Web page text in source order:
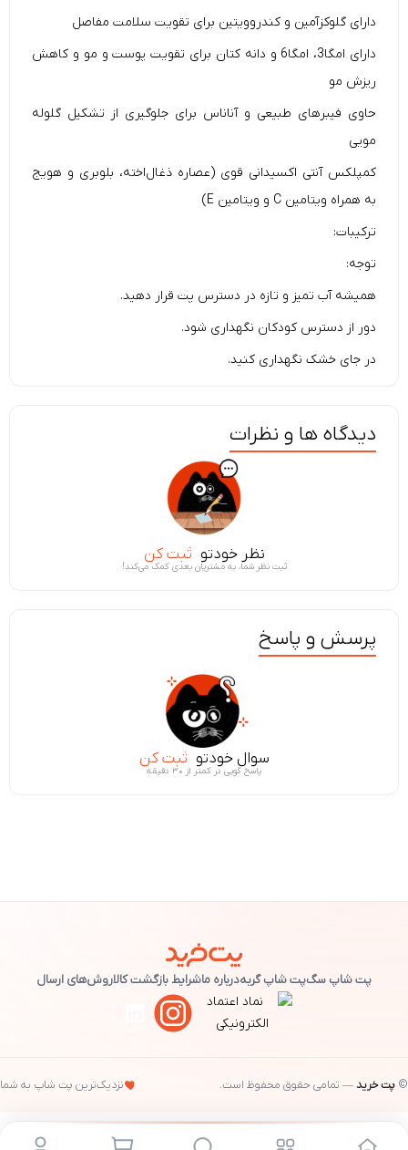
دارای گلوکزآمین و کندروویتین برای تقویت سلامت مفاصل
دارای امگا3، امگا6 و دانه کتان برای تقویت پوست و مو و کاهش
ریزش مو
حاوی فیبرهای طبیعی و آناناس برای جلوگیری از تشکیل گلوله
مویی
کمپلکس آنتی اکسیدانی قوی (عصاره ذغال‌اخته، بلوبری و هویج
به همراه ویتامین C و ویتامین E)
ترکیبات:
توجه:
همیشه آب تمیز و تازه در دسترس پت قرار دهید.
دور از دسترس کودکان نگهداری شود.
در جای خشک نگهداری کنید.
دیدگاه ها و نظرات
نظر خودتو ثبت کن
ثبت نظر شما، به مشتریان بعدی کمک می‌کند!
پرسش و پاسخ
سوال خودتو ثبت کن
پاسخ گویی در کمتر از ۳۰ دقیقه
پت شاپ سگپت شاپ گربهدرباره ماشرایط بازگشت کالاروش‌های ارسال
© پت خرید— تمامی حقوق محفوظ است. نزدیک‌ترین پت شاپ به شما